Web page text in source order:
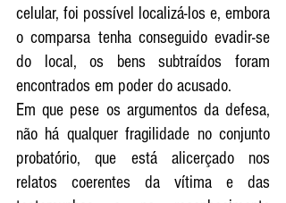
celular, foi possível localizá-los e, embora
o comparsa tenha conseguido evadir-se
do local, os bens subtraídos foram
encontrados em poder do acusado.
Em que pese os argumentos da defesa,
não há qualquer fragilidade no conjunto
probatório, que está alicerçado nos
relatos coerentes da vítima e das